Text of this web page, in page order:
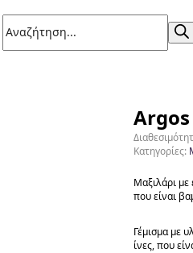
Κατηγορίες:
Μαξιλάρι
που είναι
Γέμισμα με
ίνες, που